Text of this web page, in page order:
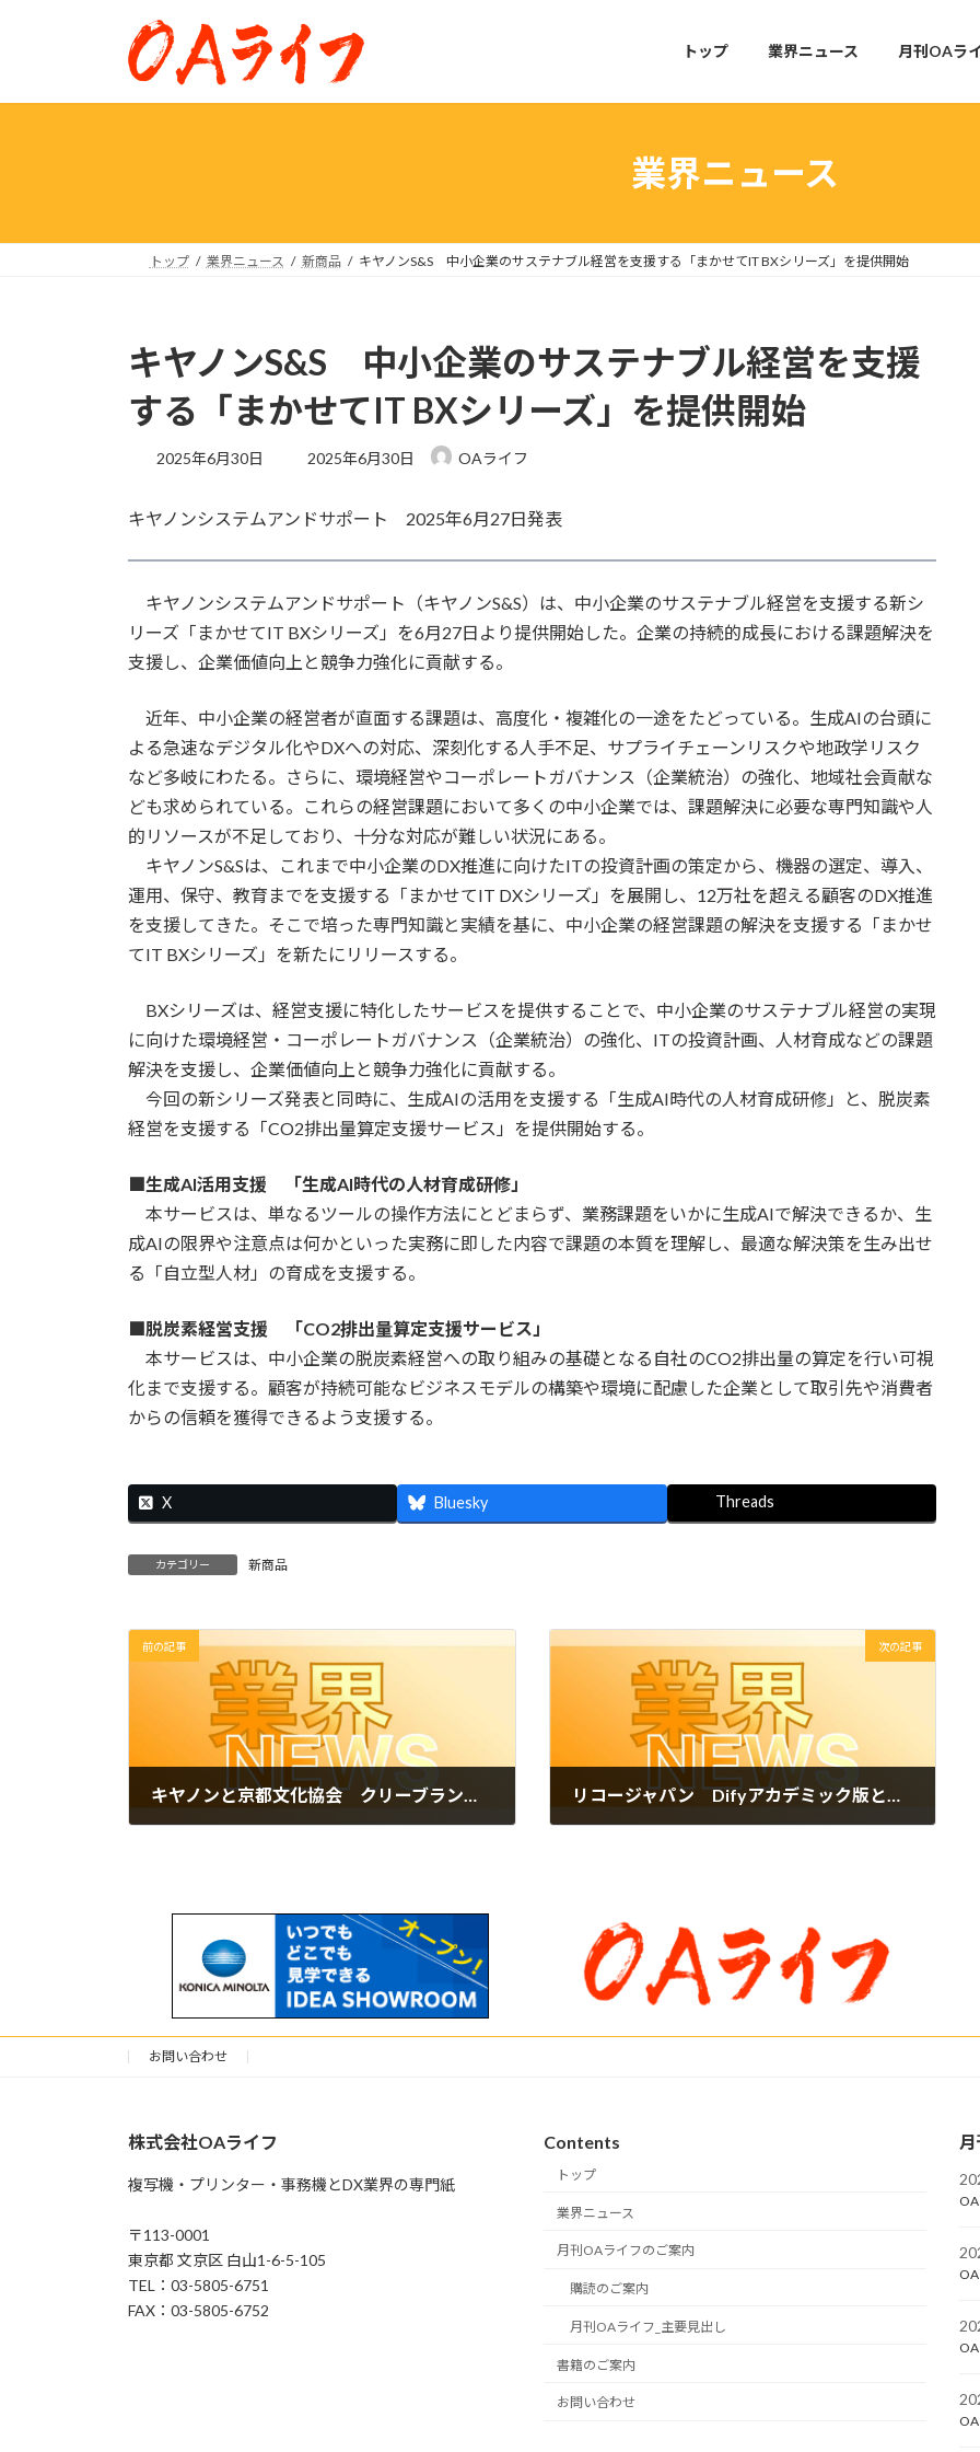
プ
動
トップ 業界ニュース 月刊OAラ
業界ニュース
トップ 業界ニュース 新商品 キヤノンS&S 中小企業のサステナブル経営を支援する「まかせてIT BXシリーズ」を提供開始
キヤノンS&S 中小企業のサステナブル経営を支援
する「まかせてIT BXシリーズ」を提供開始
2025年6月30日
最
新
時
2025年6月30日 OAライフ
キヤノンシステムアンドサポート 2025年6月27日発表
キヤノンシステムアンドサポート（キヤノンS&S）は、中小企業のサステナブル経営を支援する新シ
リーズ「まかせてIT BXシリーズ」を6月27日より提供開始した。企業の持続的成長における課題解決を
支援し、企業価値向上と競争力強化に貢献する。
近年、中小企業の経営者が直面する課題は、高度化・複雑化の一途をたどっている。生成AIの台頭に
よる急速なデジタル化やDXへの対応、深刻化する人手不足、サプライチェーンリスクや地政学リスク
など多岐にわたる。さらに、環境経営やコーポレートガバナンス（企業統治）の強化、地域社会貢献な
ども求められている。これらの経営課題において多くの中小企業では、課題解決に必要な専門知識や人
的リソースが不足しており、十分な対応が難しい状況にある。
キヤノンS&Sは、これまで中小企業のDX推進に向けたITの投資計画の策定から、機器の選定、導入、
運用、保守、教育までを支援する「まかせてIT DXシリーズ」を展開し、12万社を超える顧客のDX推進
を支援してきた。そこで培った専門知識と実績を基に、中小企業の経営課題の解決を支援する「まかせ
てIT BXシリーズ」を新たにリリースする。
BXシリーズは、経営支援に特化したサービスを提供することで、中小企業のサステナブル経営の実現
に向けた環境経営・コーポレートガバナンス（企業統治）の強化、ITの投資計画、人材育成などの課題
解決を支援し、企業価値向上と競争力強化に貢献する。
今回の新シリーズ発表と同時に、生成AIの活用を支援する「生成AI時代の人材育成研修」と、脱炭素
経営を支援する「CO2排出量算定支援サービス」を提供開始する。
■生成AI活用支援 「生成AI時代の人材育成研修」
本サービスは、単なるツールの操作方法にとどまらず、業務課題をいかに生成AIで解決できるか、生
成AIの限界や注意点は何かといった実務に即した内容で課題の本質を理解し、最適な解決策を生み出せ
る「自立型人材」の育成を支援する。
■脱炭素経営支援 「CO2排出量算定支援サービス」
本サービスは、中小企業の脱炭素経営への取り組みの基礎となる自社のCO2排出量の算定を行い可視
化まで支援する。顧客が持続可能なビジネスモデルの構築や環境に配慮した企業として取引先や消費者
からの信頼を獲得できるよう支援する。
X Bluesky Threads
カテゴリー 新商品
前の記事
キヤノンと京都文化協会 クリーブランド美術館蔵「桐竹鳳凰孔雀図屏風」の高精細複製品を大阪府和泉市に寄贈
次の記事
リコージャパン Difyアカデミック版と教育支援サービスを提供開始 AIの市民開発を実現するサービスを強化
お問い合わせ
株式会社OAライフ
複写機・プリンター・事務機とDX業界の専門紙
〒113-0001
東京都 文京区 白山1-6-5-105
TEL：03-5805-6751
FAX：03-5805-6752
Contents
トップ
業界ニュース
月刊OAライフのご案内
購読のご案内
月刊OAライフ_主要見出し
書籍のご案内
お問い合わせ